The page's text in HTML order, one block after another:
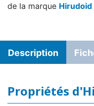
de la marque Hirudoid
Description
Propriétés